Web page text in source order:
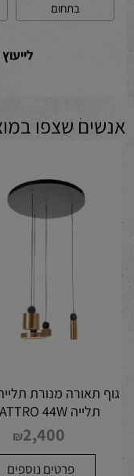
בתחום
אנשים שצפו
גוף תאורה מנורת
תלייה QUATTRO 44W
₪2,400
פרטים נוספים